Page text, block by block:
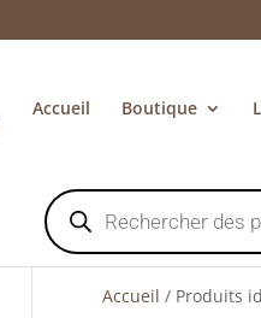
Accueil Boutique
Recherche
de
produits
Accueil / Produits